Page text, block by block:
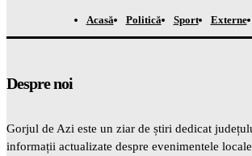
Acasă Politică Sport Externe
Despre noi
Gorjul de Azi este un ziar de știri dedicat
informații actualizate despre evenimentele